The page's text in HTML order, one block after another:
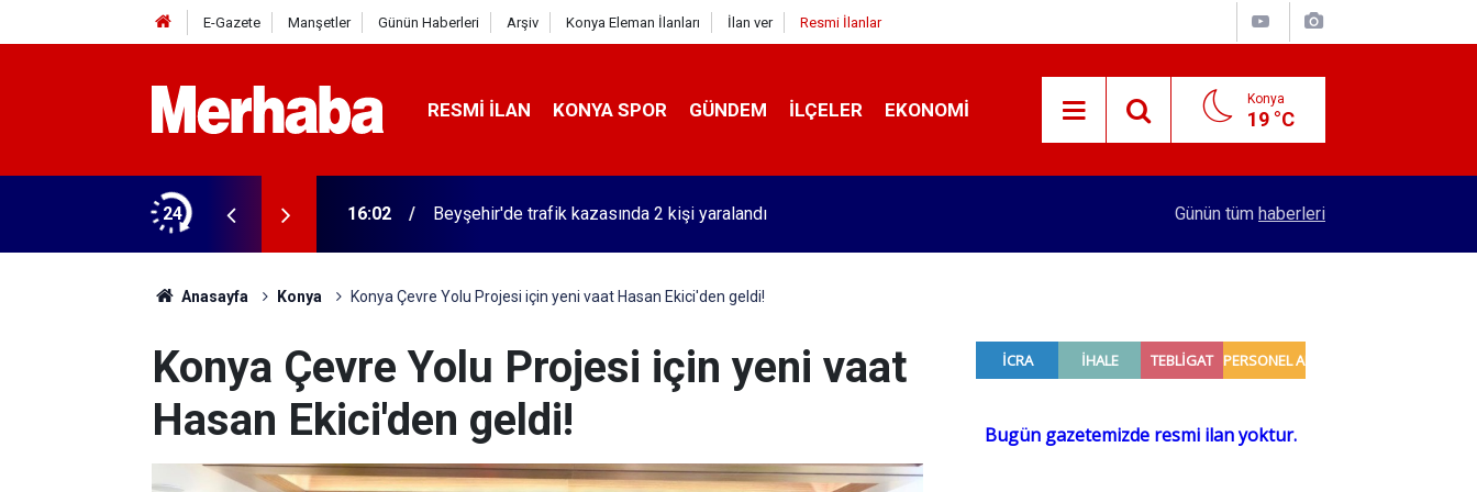
E-Gazete Manşetler Günün Haberleri Arşiv Konya Eleman İlanları İlan ver Resmi İlanlar
RESMI İLAN KONYA SPOR GÜNDEM İLÇELER EKONOMI Konya
19 °C
24
tamam! Başkandan ilk mesaj 16:02 Beyşehir'de trafik kazasında 2 kişi yaralandı Konya'nın öncü firması atakta! Yeni yatırıma
Günün tüm haberleri
Anasayfa Konya Konya Çevre Yolu Projesi için yeni vaat Hasan Ekici'den geldi!
Konya Çevre Yolu Projesi için yeni vaat
Hasan Ekici'den geldi!